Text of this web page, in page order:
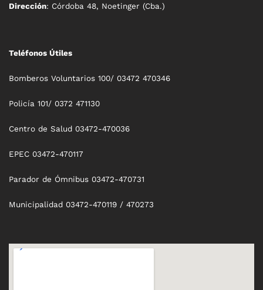
Dirección: Córdoba 48, Noetinger (Cba.)
Teléfonos Útiles
Bomberos Voluntarios 100/ 03472 470346
Policía 101/ 0372 471130
Centro de Salud 03472-470036
EPEC 03472-470117
Parador de Ómnibus 03472-470731
Municipalidad 03472-470119 / 470273